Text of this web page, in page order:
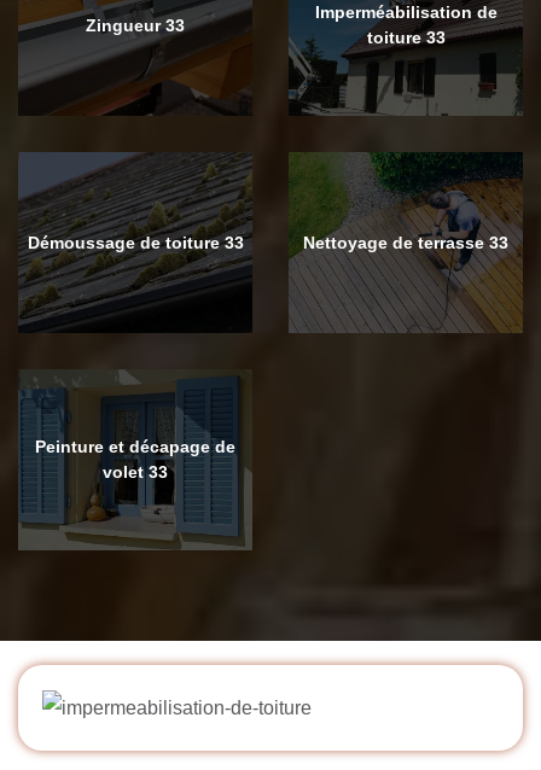
Zingueur 33
Imperméabilisation de
toiture 33
Démoussage de toiture 33 Nettoyage de terrasse 33
Peinture et décapage de
volet 33